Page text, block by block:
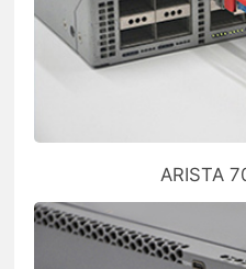
ARISTA